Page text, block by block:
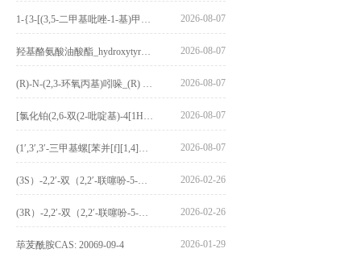
2026-08-07
2026-08-07
2026-08-07
2026-08-07
2026-08-07
2026-02-26
2026-02-26
荜茇酰胺CAS: 20069-09-4 2026-01-29